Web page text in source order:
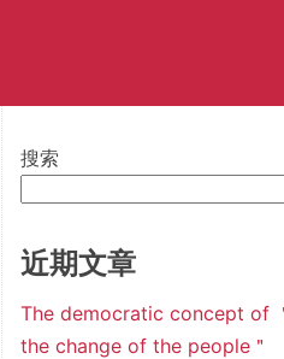
搜索
近期文章
The democratic concept of
the change of the people＂